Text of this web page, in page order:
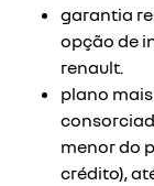
garantia
opção de
renault.
plano
menor do
crédito),